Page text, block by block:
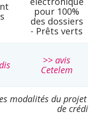
pour 100%
des dossiers
- Prêts verts
>> avis
Cetelem
modalités du
de